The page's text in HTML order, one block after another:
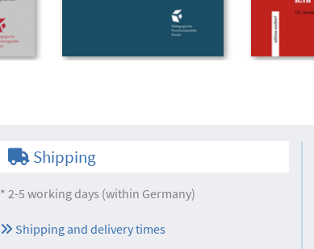
Shipping
* 2-5 working days (within Germany)
Shipping and delivery times